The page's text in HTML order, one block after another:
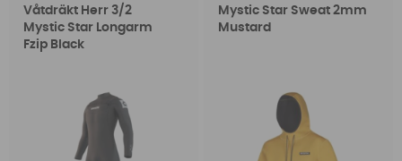
Våtdräkt Herr 3/2
Mystic Star Longarm
Fzip Black
Mystic Star Sweat 2mm
Mustard